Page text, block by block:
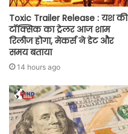
Toxic Trailer Release : यश की
टॉक्सिक का ट्रेलर आज शाम
रिलीज होगा, मेकर्स ने डेट और
समय बताया
14 hours ago